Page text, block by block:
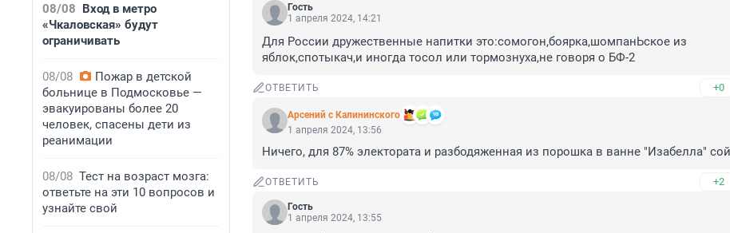
08/08 Вход в метро
«Чкаловская» будут
ограничивать
08/08
Пожар в детской
больнице в Подмосковье —
эвакуированы более 20
человек, спасены дети из
реанимации
08/08 Тест на возраст мозга:
ответьте на эти 10 вопросов и
узнайте свой
Гость
1 апреля 2024, 14:21
Для России дружественные напитки это:сомогон,боярка,шомпанЬское из
яблок,спотыкач,и иногда тосол или тормознуха,не говоря о БФ-2
ОТВЕТИТЬ +0
Арсений с Калининского
1 апреля 2024, 13:56
Ничего, для 87% электората и разбодяженная из порошка в ванне "Изабелла"
ОТВЕТИТЬ +2
Гость
1 апреля 2024, 13:55